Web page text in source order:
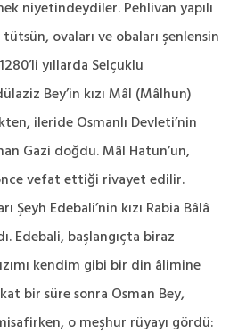
niyetindeydiler. Pehlivan yapılı
ovaları ve obaları şenlensin
yıllarda Selçuklu
Bey’in kızı Mâl (Mâlhun)
ileride Osmanlı Devleti’nin
Gazi doğdu. Mâl Hatun’un,
vefat ettiği rivayet edilir.
Şeyh Edebali’nin kızı Rabia Bâlâ
Edebali, başlangıçta biraz
kendim gibi bir din âlimine
bir süre sonra Osman Bey,
o meşhur rüyayı gördü: